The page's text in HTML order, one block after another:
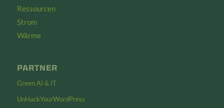
Ressourcen
Strom
Wärme
PARTNER
Green AI & IT
UnHackYourWordPress